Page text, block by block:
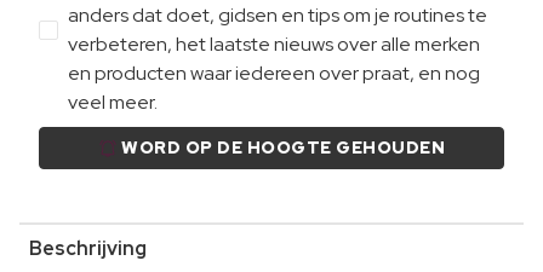
anders dat doet, gidsen en tips om je routines te
verbeteren, het laatste nieuws over alle merken
en producten waar iedereen over praat, en nog
veel meer.
WORD OP DE HOOGTE GEHOUDEN
Beschrijving